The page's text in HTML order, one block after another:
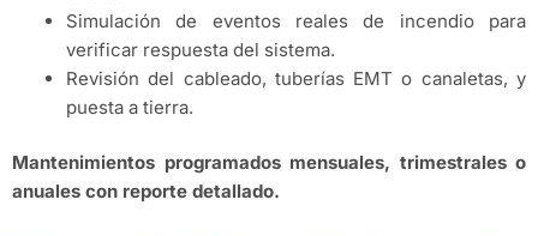
Simulación de eventos reales de incendio para
verificar respuesta del sistema.
Revisión del cableado, tuberías EMT o canaletas, y
puesta a tierra.
Mantenimientos programados mensuales, trimestrales o
anuales con reporte detallado.